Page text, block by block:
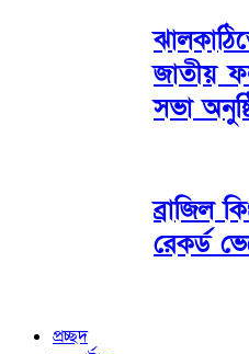
জাতীয়
সভা
ব্রাজিল
রেকর্ড
প্রচ্ছদ